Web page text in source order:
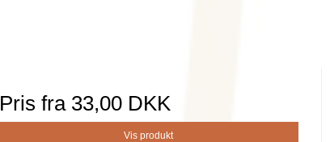
Pris fra 33,00 DKK
Vis produkt